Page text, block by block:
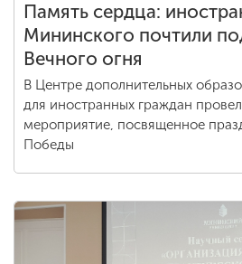
Память сердца:
Мининского почтили
Вечного огня
В Центре дополнительных
для иностранных граждан
мероприятие, посвященное
Победы